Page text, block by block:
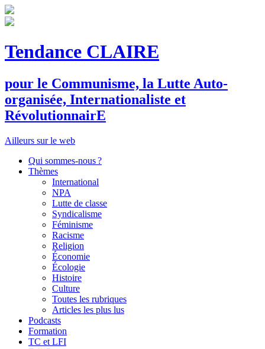
Tendance CLAIRE
pour le Communisme, la Lutte Auto-
organisée, Internationaliste et
RévolutionnairE
Ailleurs sur le web
Qui sommes-nous ?
Thèmes
International
NPA
Lutte de classe
Syndicalisme
Féminisme
Racisme
Religion
Économie
Écologie
Histoire
Culture
Toutes les rubriques
Articles les plus lus
Podcasts
Formation
TC et LFI